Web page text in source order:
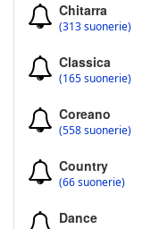
Chitarra
(313 suonerie)
Classica
(165 suonerie)
Coreano
(558 suonerie)
Country
(66 suonerie)
Dance